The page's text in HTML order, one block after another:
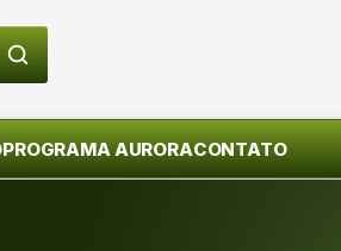
PROGRAMA AURORACONTATO